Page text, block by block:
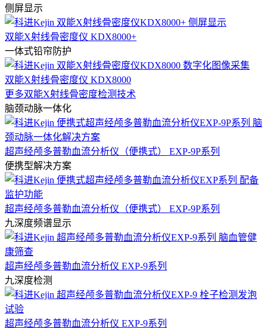
侧屏显示
双能X射线骨密度仪 KDX8000+
一体式铅帘防护
双能X射线骨密度仪 KDX8000
更多双能X射线骨密度检测技术
脑颈动脉一体化
超声经颅多普勒血流分析仪（便携式） EXP-9P系列
便携型解决方案
超声经颅多普勒血流分析仪（便携式） EXP-9P系列
九深度频谱显示
超声经颅多普勒血流分析仪 EXP-9系列
九深度检测
超声经颅多普勒血流分析仪 EXP-9系列